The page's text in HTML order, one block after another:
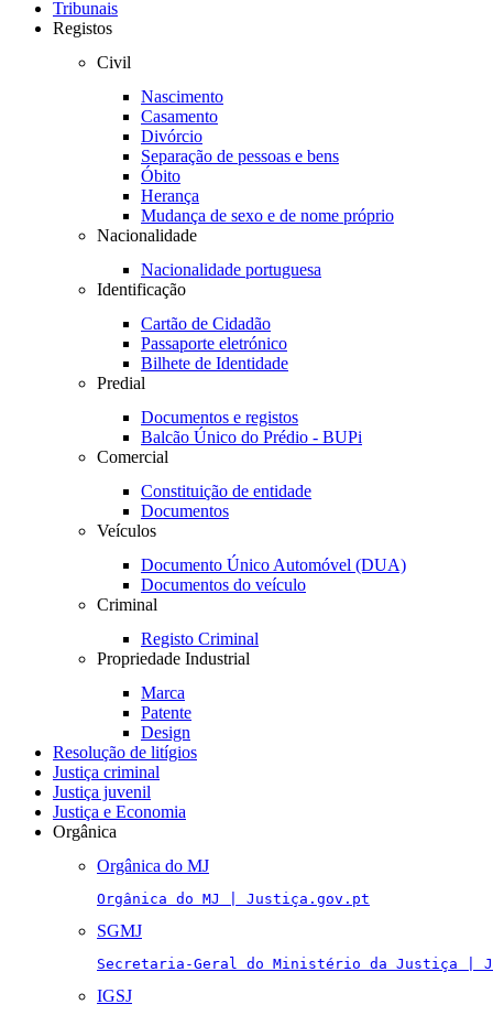
Tribunais
Registos
Civil
Nascimento
Casamento
Divórcio
Separação de pessoas e bens
Óbito
Herança
Mudança de sexo e de nome próprio
Nacionalidade
Nacionalidade portuguesa
Identificação
Cartão de Cidadão
Passaporte eletrónico
Bilhete de Identidade
Predial
Documentos e registos
Balcão Único do Prédio - BUPi
Comercial
Constituição de entidade
Documentos
Veículos
Documento Único Automóvel (DUA)
Documentos do veículo
Criminal
Registo Criminal
Propriedade Industrial
Marca
Patente
Design
Resolução de litígios
Justiça criminal
Justiça juvenil
Justiça e Economia
Orgânica
Orgânica do MJ
Orgânica do MJ | Justiça.gov.pt
SGMJ
Secretaria-Geral do Ministério da Justiça |
IGSJ